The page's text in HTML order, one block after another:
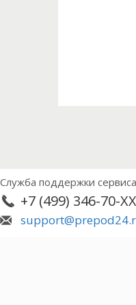
Служба поддержки сервиса
+7 (499) 346-70-XX